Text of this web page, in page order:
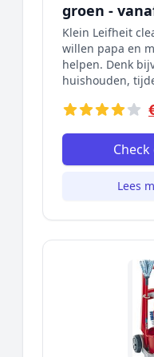
groen -
Klein Leifheit
willen papa en
helpen. Denk
huishouden,
Lees